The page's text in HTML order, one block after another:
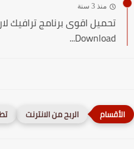
منذ 3 سنة
تحميل اقوى برنامج ترافيك
Download...
الربح من الانترنت